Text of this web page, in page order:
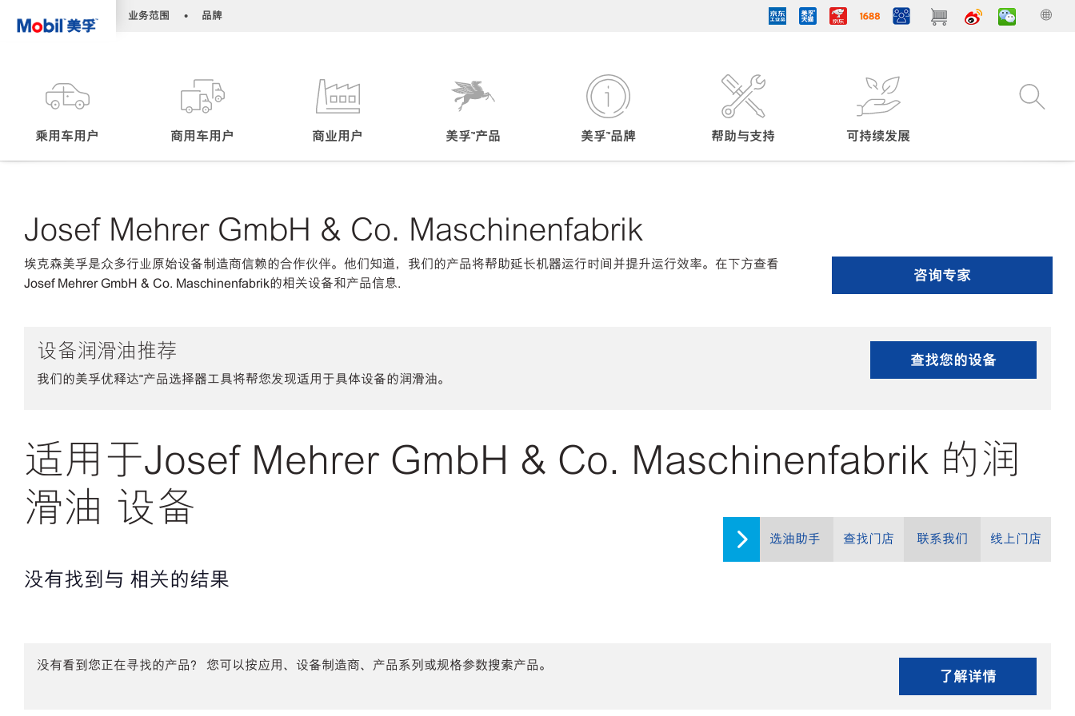
业务范围 • 品牌
乘用车用户 商用车用户 商业用户 美孚™产品 美孚™品牌 帮助与支持 可持续发展
选油助手 查找门店 联系我们 线上门店
Josef Mehrer GmbH & Co. Maschinenfabrik
埃克森美孚是众多行业原始设备制造商信赖的合作伙伴。他们知道，我们的产品将帮助延长机器运行时间并提升运行效率。在下方查看
Josef Mehrer GmbH & Co. Maschinenfabrik的相关设备和产品信息.
咨询专家
设备润滑油推荐
我们的美孚优释达℠产品选择器工具将帮您发现适用于具体设备的润滑油。
查找您的设备
适用于Josef Mehrer GmbH & Co. Maschinenfabrik 的润
滑油 设备
没有找到与 相关的结果
没有看到您正在寻找的产品？ 您可以按应用、设备制造商、产品系列或规格参数搜索产品。
了解详情